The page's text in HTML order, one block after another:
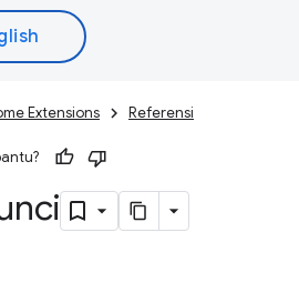
Extensions Referensi